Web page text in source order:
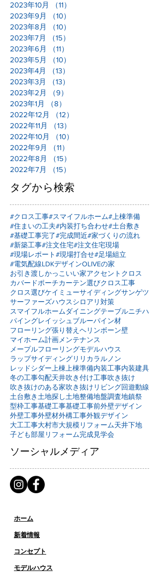
2023年10月
（11）
2023年9月
（10）
2023年8月
（10）
2023年7月
（15）
2023年6月
（11）
2023年5月
（10）
2023年4月
（13）
2023年3月
（13）
2023年2月
（9）
2023年1月
（8）
2022年12月
（12）
2022年11月
（13）
2022年10月
（10）
2022年9月
（11）
2022年8月
（15）
2022年7月
（15）
タグから検索
#クロス工事#スマイフルホーム#上棟準備
#住まいの工夫#内装打ち合わせ#土台敷き
#基礎工事完了#完成間近#家づくりの流れ
#新築工事#注文住宅#注文住宅現場
#現場レポート#現場打合せ#足場組立
#電気配線LDKデザインOLIVEの家
お引き渡しかっこいい家アクセントクロス
カバードポーチカーテン選びクロス工事
クロス選びケイミューサイディングサンゲツ
サーファーズハウスシロアリ対策
スマイフルホームダイニングテーブルニチハ
パイングレイッシュブルーパイン材
フローリング張り替え ヘリンボーン壁
マイホーム計画メンテナンス
メープルフローリングモデルハウス
ラップサイディングリリカラルノン
レッドシダー上棟上棟準備内装工事内装建具
冬の工事勾配天井吹き付け工事吹き抜け
吹き抜けのある家吹き抜けリビング回遊動線
土台敷き土地探し土地整備地盤調査地鎮祭
型枠工事基礎工事基礎工事前外壁デザイン
外壁工事外壁材外構工事外観デザイン
大工工事大村市大規模リフォーム天井下地
子ども部屋リフォーム完成見学会
ソーシャルメディア
ホーム
新着情報
コンセプト
​​モデルハウス